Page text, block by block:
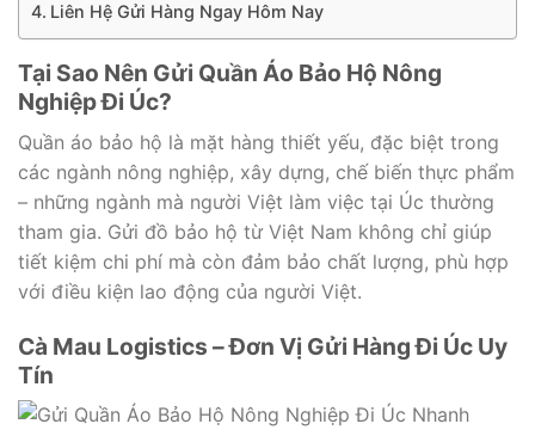
Liên Hệ Gửi Hàng Ngay Hôm Nay
Tại Sao Nên Gửi Quần Áo Bảo Hộ Nông
Nghiệp Đi Úc?
Quần áo bảo hộ là mặt hàng thiết yếu, đặc biệt trong
các ngành nông nghiệp, xây dựng, chế biến thực phẩm
– những ngành mà người Việt làm việc tại Úc thường
tham gia. Gửi đồ bảo hộ từ Việt Nam không chỉ giúp
tiết kiệm chi phí mà còn đảm bảo chất lượng, phù hợp
với điều kiện lao động của người Việt.
Cà Mau Logistics – Đơn Vị Gửi Hàng Đi Úc Uy
Tín